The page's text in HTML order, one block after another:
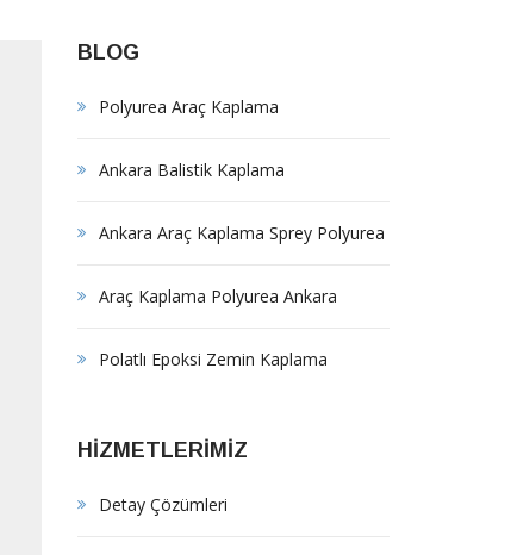
BLOG
Polyurea Araç Kaplama
Ankara Balistik Kaplama
Ankara Araç Kaplama Sprey Polyurea
Araç Kaplama Polyurea Ankara
Polatlı Epoksi Zemin Kaplama
HİZMETLERİMİZ
Detay Çözümleri